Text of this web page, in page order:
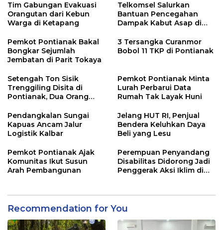
Tim Gabungan Evakuasi
Orangutan dari Kebun
Warga di Ketapang
Telkomsel Salurkan
Bantuan Pencegahan
Dampak Kabut Asap di
Pemkot Pontianak Bakal
Bongkar Sejumlah
Jembatan di Parit Tokaya
3 Tersangka Curanmor
Bobol 11 TKP di Pontianak
Setengah Ton Sisik
Trenggiling Disita di
Pontianak, Dua Orang
Pemkot Pontianak Minta
Lurah Perbarui Data
Rumah Tak Layak Huni
Pendangkalan Sungai
Kapuas Ancam Jalur
Logistik Kalbar
Jelang HUT RI, Penjual
Bendera Keluhkan Daya
Beli yang Lesu
Pemkot Pontianak Ajak
Komunitas Ikut Susun
Arah Pembangunan
Perempuan Penyandang
Disabilitas Didorong Jadi
Penggerak Aksi Iklim di
Recommendation for You